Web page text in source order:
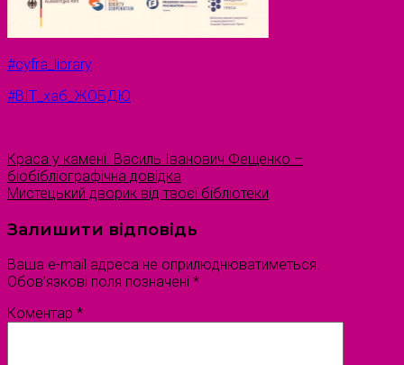
#cyfra_library
#ВІТ_хаб_ЖОБДЮ
Краса у камені. Василь Іванович Фещенко –
біобібліографічна довідка
Мистецький дворик від твоєї бібліотеки
Залишити відповідь
Ваша e-mail адреса не оприлюднюватиметься.
Обов’язкові поля позначені *
Коментар *